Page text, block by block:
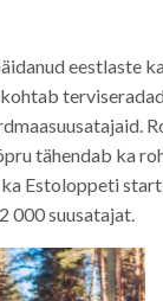
eestlaste
tähendab ka
Estoloppeti
000 suusatajat.